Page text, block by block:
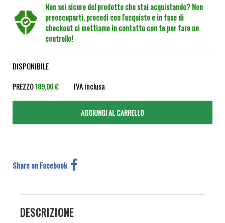
Non sei sicuro del prodotto che stai acquistando? Non
preoccuparti, procedi con l'acquisto e in fase di
checkout ci mettiamo in contatto con te per fare un
controllo!
DISPONIBILE
PREZZO189,00 € IVA inclusa
Share on Facebook
DESCRIZIONE